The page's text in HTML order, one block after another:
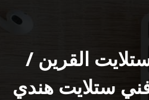
القرين /
/ فني ستلايت هندي